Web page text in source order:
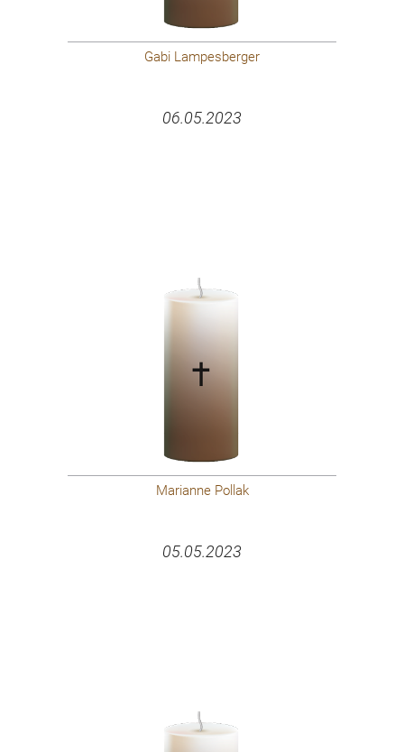
Gabi Lampesberger
06.05.2023
Marianne Pollak
05.05.2023